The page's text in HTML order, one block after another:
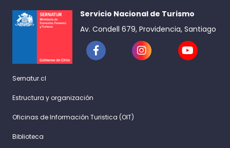
Servicio Nacional de Turismo
Av. Condell 679, Providencia, Santiago
Sernatur.cl
Estructura y organización
Oficinas de Información Turistica (OIT)
Biblioteca